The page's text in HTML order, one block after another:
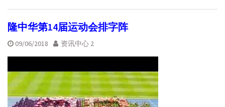
隆中华第14届运动会排字阵
09/06/2018 资讯中心 2